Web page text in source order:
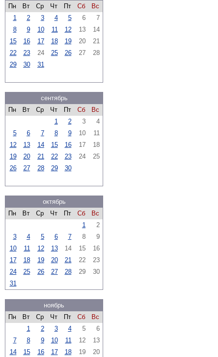
Пн
Вт Ср Чт Пт Сб
Вс
1
2 3 4 5 6
7
8
9 10 11 12 13
14
15
16 17 18 19 20
21
22
23 24 25 26 27
28
29
30 31
сентябрь
Пн
Вт Ср Чт Пт Сб
Вс
1
2 3
4
5
6 7 8 9 10
11
12
13 14 15 16 17
18
19
20 21 22 23 24
25
26
27 28 29 30
октябрь
Пн
Вт Ср Чт Пт Сб
Вс
1
2
3
4 5 6 7 8
9
10
11 12 13 14 15
16
17
18 19 20 21 22
23
24
25 26 27 28 29
30
31
ноябрь
Пн
Вт Ср Чт Пт Сб
Вс
1
2 3 4 5
6
7
8 9 10 11 12
13
14
15 16 17 18 19
20